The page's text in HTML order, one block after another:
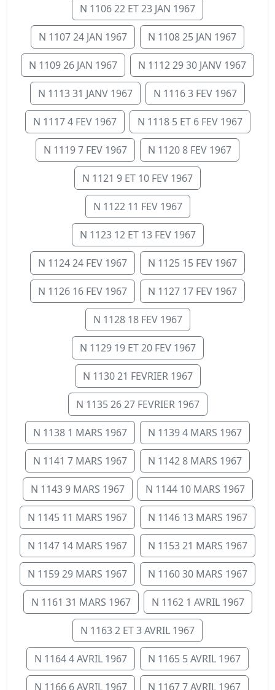
N 1106 22 ET 23 JAN 1967
N 1107 24 JAN 1967 N 1108 25 JAN 1967
N 1109 26 JAN 1967 N 1112 29 30 JANV 1967
N 1113 31 JANV 1967 N 1116 3 FEV 1967
N 1117 4 FEV 1967 N 1118 5 ET 6 FEV 1967
N 1119 7 FEV 1967 N 1120 8 FEV 1967
N 1121 9 ET 10 FEV 1967
N 1122 11 FEV 1967
N 1123 12 ET 13 FEV 1967
N 1124 24 FEV 1967 N 1125 15 FEV 1967
N 1126 16 FEV 1967 N 1127 17 FEV 1967
N 1128 18 FEV 1967
N 1129 19 ET 20 FEV 1967
N 1130 21 FEVRIER 1967
N 1135 26 27 FEVRIER 1967
N 1138 1 MARS 1967 N 1139 4 MARS 1967
N 1141 7 MARS 1967 N 1142 8 MARS 1967
N 1143 9 MARS 1967 N 1144 10 MARS 1967
N 1145 11 MARS 1967 N 1146 13 MARS 1967
N 1147 14 MARS 1967 N 1153 21 MARS 1967
N 1159 29 MARS 1967 N 1160 30 MARS 1967
N 1161 31 MARS 1967 N 1162 1 AVRIL 1967
N 1163 2 ET 3 AVRIL 1967
N 1164 4 AVRIL 1967 N 1165 5 AVRIL 1967
N 1166 6 AVRIL 1967 N 1167 7 AVRIL 1967